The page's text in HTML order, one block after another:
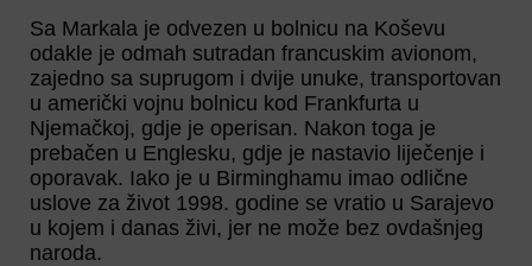
Sa Markala je odvezen u bolnicu na Koševu
odakle je odmah sutradan francuskim avionom,
zajedno sa suprugom i dvije unuke, transportovan
u američki vojnu bolnicu kod Frankfurta u
Njemačkoj, gdje je operisan. Nakon toga je
prebačen u Englesku, gdje je nastavio liječenje i
oporavak. Iako je u Birminghamu imao odlične
uslove za život 1998. godine se vratio u Sarajevo
u kojem i danas živi, jer ne može bez ovdašnjeg
naroda.